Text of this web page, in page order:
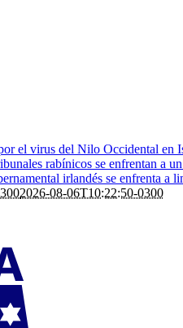
el virus del Nilo Occidental en
rabínicos se enfrentan a
irlandés se enfrenta a
2026-08-06T10:22:50-0300